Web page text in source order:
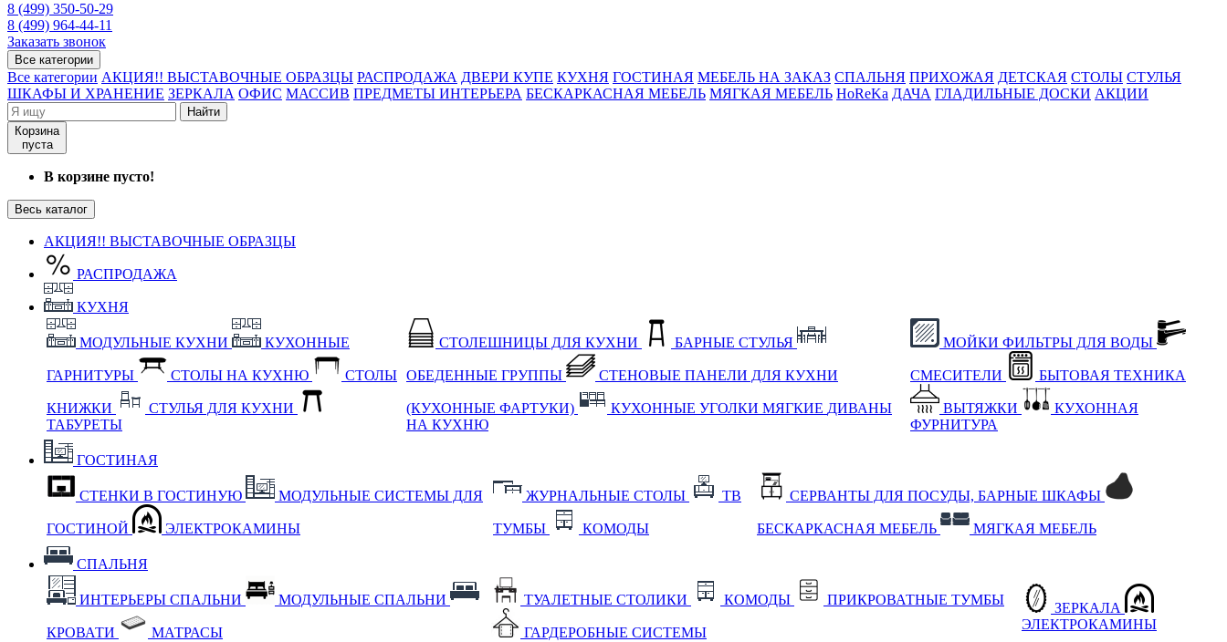
8 (499) 350-50-29
8 (499) 964-44-11
Заказать звонок
Все категории
Все категории АКЦИЯ!! ВЫСТАВОЧНЫЕ ОБРАЗЦЫ РАСПРОДАЖА ДВЕРИ КУПЕ КУХНЯ ГОСТИНАЯ МЕБЕЛЬ НА ЗАКАЗ СПАЛЬНЯ ПРИХОЖАЯ ДЕТСКАЯ СТОЛЫ СТУЛЬЯ
ШКАФЫ И ХРАНЕНИЕ ЗЕРКАЛА ОФИС МАССИВ ПРЕДМЕТЫ ИНТЕРЬЕРА БЕСКАРКАСНАЯ МЕБЕЛЬ МЯГКАЯ МЕБЕЛЬ HoReKa ДАЧА ГЛАДИЛЬНЫЕ ДОСКИ АКЦИИ
Найти
Корзина
пуста
В корзине пусто!
Весь каталог
АКЦИЯ!! ВЫСТАВОЧНЫЕ ОБРАЗЦЫ
РАСПРОДАЖА
КУХНЯ
МОДУЛЬНЫЕ КУХНИ КУХОННЫЕ
ГАРНИТУРЫ СТОЛЫ НА КУХНЮ СТОЛЫ
КНИЖКИ
СТУЛЬЯ ДЛЯ КУХНИ
ТАБУРЕТЫ
СТОЛЕШНИЦЫ ДЛЯ КУХНИ БАРНЫЕ СТУЛЬЯ
ОБЕДЕННЫЕ ГРУППЫ СТЕНОВЫЕ ПАНЕЛИ ДЛЯ КУХНИ
(КУХОННЫЕ ФАРТУКИ) КУХОННЫЕ УГОЛКИ МЯГКИЕ ДИВАНЫ
НА КУХНЮ
МОЙКИ ФИЛЬТРЫ ДЛЯ ВОДЫ
СМЕСИТЕЛИ БЫТОВАЯ ТЕХНИКА
ВЫТЯЖКИ
КУХОННАЯ
ФУРНИТУРА
ГОСТИНАЯ
СТЕНКИ В ГОСТИНУЮ МОДУЛЬНЫЕ СИСТЕМЫ ДЛЯ
ГОСТИНОЙ ЭЛЕКТРОКАМИНЫ
ЖУРНАЛЬНЫЕ СТОЛЫ ТВ
ТУМБЫ КОМОДЫ
СЕРВАНТЫ ДЛЯ ПОСУДЫ, БАРНЫЕ ШКАФЫ
БЕСКАРКАСНАЯ МЕБЕЛЬ МЯГКАЯ МЕБЕЛЬ
СПАЛЬНЯ
ИНТЕРЬЕРЫ СПАЛЬНИ МОДУЛЬНЫЕ СПАЛЬНИ
КРОВАТИ МАТРАСЫ
ТУАЛЕТНЫЕ СТОЛИКИ КОМОДЫ ПРИКРОВАТНЫЕ ТУМБЫ
ГАРДЕРОБНЫЕ СИСТЕМЫ
ЗЕРКАЛА
ЭЛЕКТРОКАМИНЫ